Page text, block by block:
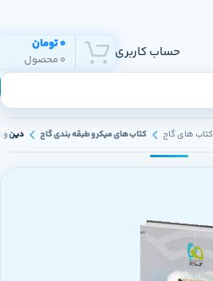
حساب کاربری 0 محصول
0تومان
کتاب های گاج کتاب های میکرو طبقه بندی گاج دین و